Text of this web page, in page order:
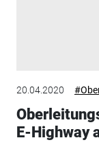
20.04.2020
E-Highway